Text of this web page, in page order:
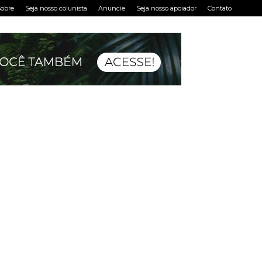
Seja nosso colunista Anuncie Seja nosso apoiador Contato